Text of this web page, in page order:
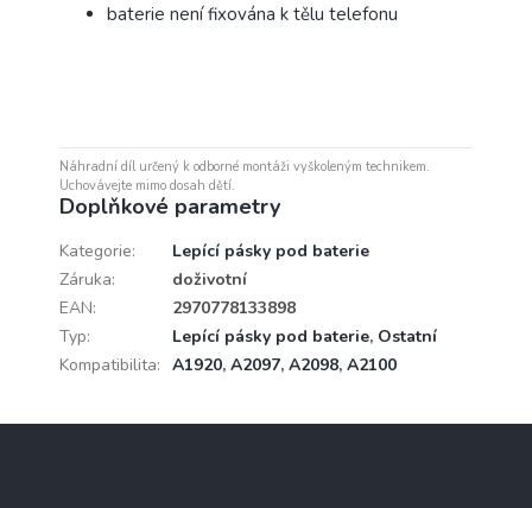
baterie není fixována k tělu telefonu
Náhradní díl určený k odborné montáži vyškoleným technikem.
Uchovávejte mimo dosah dětí.
Doplňkové parametry
Kategorie:
Lepící pásky pod baterie
Záruka:
doživotní
EAN:
2970778133898
Typ: Lepící pásky pod baterie, Ostatní
Kompatibilita: A1920, A2097, A2098, A2100